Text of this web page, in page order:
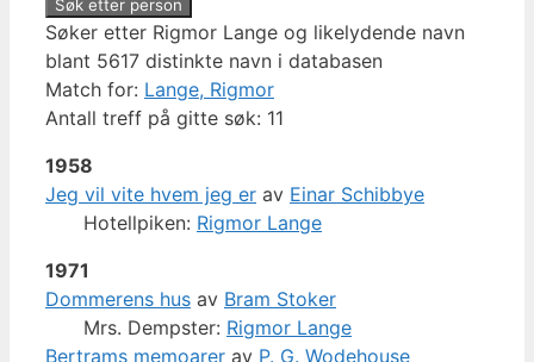
Søker etter Rigmor Lange og likelydende navn
blant 5617 distinkte navn i databasen
Match for: Lange, Rigmor
Antall treff på gitte søk: 11
1958
Jeg vil vite hvem jeg er av Einar Schibbye
Hotellpiken: Rigmor Lange
1971
Dommerens hus av Bram Stoker
Mrs. Dempster: Rigmor Lange
Bertrams memoarer av P. G. Wodehouse